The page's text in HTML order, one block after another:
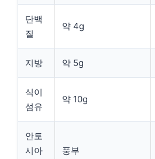
단백
질
약 4g
지방 약 5g
식이
섬유
약 10g
안토
시아
풍부